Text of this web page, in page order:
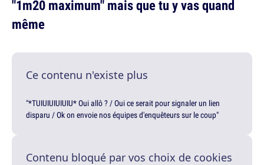
"1m20 maximum" mais que tu y vas quand
même
Ce contenu n'existe plus
"*TUIUIUIUIUIU* Oui allô ? / Oui ce serait pour signaler un lien
disparu / Ok on envoie nos équipes d'enquêteurs sur le coup"
Contenu bloqué par vos choix de cookies